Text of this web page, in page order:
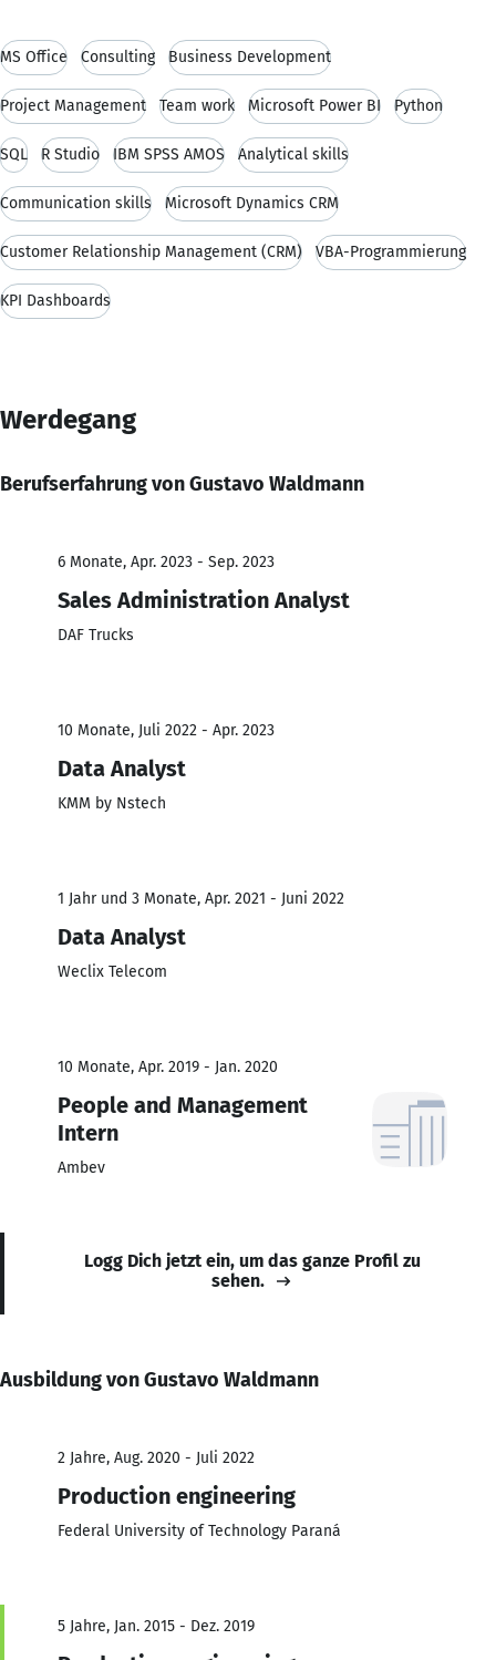
MS Office Consulting Business Development
Project Management Team work Microsoft Power BI Python
SQL R Studio IBM SPSS AMOS Analytical skills
Communication skills Microsoft Dynamics CRM
Customer Relationship Management (CRM) VBA-Programmierung
KPI Dashboards
Werdegang
Berufserfahrung von Gustavo Waldmann
6 Monate, Apr. 2023 - Sep. 2023
Sales Administration Analyst
DAF Trucks
10 Monate, Juli 2022 - Apr. 2023
Data Analyst
KMM by Nstech
1 Jahr und 3 Monate, Apr. 2021 - Juni 2022
Data Analyst
Weclix Telecom
10 Monate, Apr. 2019 - Jan. 2020
People and Management
Intern
Ambev
Logg Dich jetzt ein, um das ganze Profil zu
sehen.
Ausbildung von Gustavo Waldmann
2 Jahre, Aug. 2020 - Juli 2022
Production engineering
Federal University of Technology Paraná
5 Jahre, Jan. 2015 - Dez. 2019